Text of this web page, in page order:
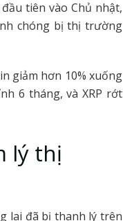
tiên vào Chủ nhật,
chóng bị thị trường
giảm hơn 10% xuống
6 tháng, và XRP rớt
lý thị
lai đã bị thanh lý trên